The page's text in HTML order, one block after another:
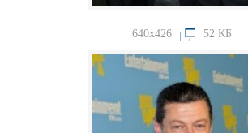
640x426 52 КБ